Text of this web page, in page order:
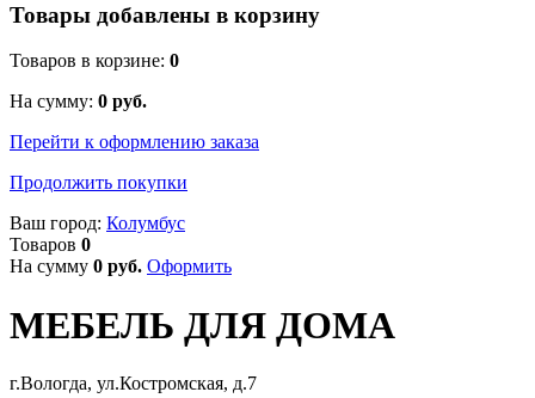
Товары добавлены в корзину
Товаров в корзине: 0
На сумму: 0 руб.
Перейти к оформлению заказа
Продолжить покупки
Ваш город: Колумбус
Товаров 0
На сумму 0 руб. Оформить
МЕБЕЛЬ ДЛЯ ДОМА
г.Вологда, ул.Костромская, д.7